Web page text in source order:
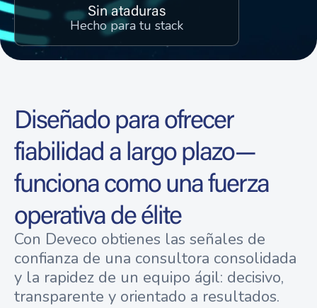
Sin ataduras
Hecho para tu stack
Diseñado para ofrecer
fiabilidad a largo plazo—
funciona como una fuerza
operativa de élite
Con Deveco obtienes las señales de
confianza de una consultora consolidada
y la rapidez de un equipo ágil: decisivo,
transparente y orientado a resultados.